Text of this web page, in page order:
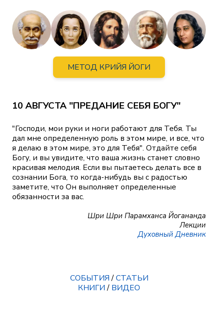
МЕТОД КРИЙЯ ЙОГИ
10 АВГУСТА "ПРЕДАНИЕ СЕБЯ БОГУ"
"Господи, мои руки и ноги работают для Тебя. Ты
дал мне определенную роль в этом мире, и все, что
я делаю в этом мире, это для Тебя". Отдайте себя
Богу, и вы увидите, что ваша жизнь станет словно
красивая мелодия. Если вы пытаетесь делать все в
сознании Бога, то когда-нибудь вы с радостью
заметите, что Он выполняет определенные
обязанности за вас.
Шри Шри Парамханса Йогананда
Лекции
Духовный Дневник
СОБЫТИЯ/СТАТЬИ
КНИГИ/ ВИДЕО